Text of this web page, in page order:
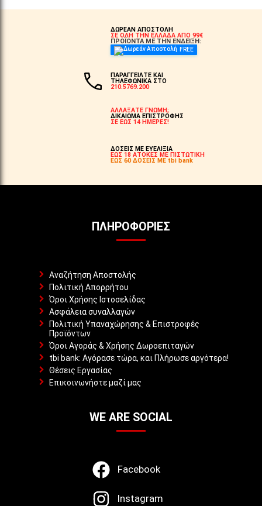
ΔΩΡΕΑΝ ΑΠΟΣΤΟΛΗ
ΣΕ ΟΛΗ ΤΗΝ ΕΛΛΑΔΑ ΑΠΟ 99€
ΠΡΟΪΟΝΤΑ ΜΕ ΤΗΝ ΕΝΔΕΙΞΗ:
FREE
ΠΑΡΑΓΓΕΙΛΤΕ ΚΑΙ
ΤΗΛΕΦΩΝΙΚΑ ΣΤΟ
210.5769.200
ΑΛΛΑΞΑΤΕ ΓΝΩΜΗ;
ΔΙΚΑΙΩΜΑ ΕΠΙΣΤΡΟΦΗΣ
ΣΕ ΕΩΣ 14 ΗΜΕΡΕΣ!
ΔΟΣΕΙΣ ΜΕ ΕΥΕΛΙΞΙΑ
ΕΩΣ 18 ΑΤΟΚΕΣ ΜΕ ΠΙΣΤΩΤΙΚΗ
ΕΩΣ 60 ΔΟΣΕΙΣ ΜΕ tbi bank
ΠΛΗΡΟΦΟΡΊΕΣ
Αναζήτηση Αποστολής
Πολιτική Απορρήτου
Όροι Χρήσης Ιστοσελίδας
Ασφάλεια συναλλαγών
Πολιτική Υπαναχώρησης & Επιστροφές
Προϊόντων
Όροι Αγοράς & Χρήσης Δωροεπιταγών
tbi bank: Αγόρασε τώρα, και Πλήρωσε αργότερα!
Θέσεις Εργασίας
Επικοινωνήστε μαζί μας
WE ARE SOCIAL
Facebook
Instagram